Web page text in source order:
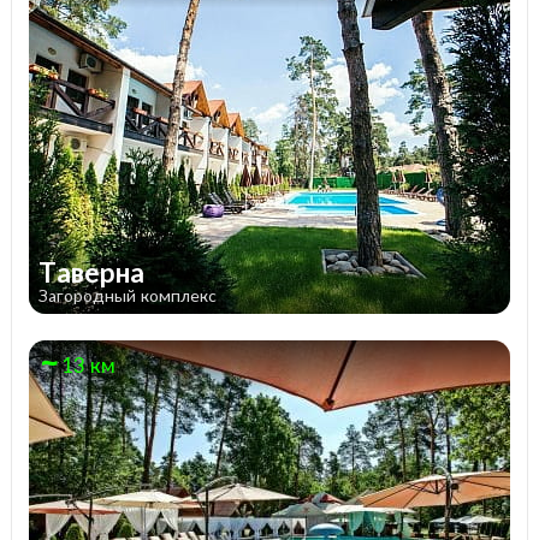
Таверна
Загородный комплекс
13 км